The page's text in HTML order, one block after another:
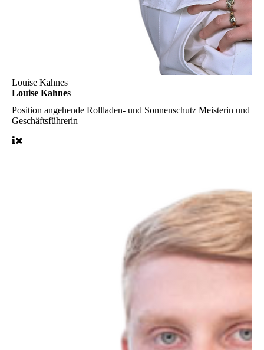
Louise Kahnes
Louise Kahnes
Position angehende Rollladen- und Sonnenschutz Meisterin und
Geschäftsführerin